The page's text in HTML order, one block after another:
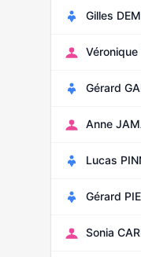
Gilles
Véronique
Gérard
Anne
Lucas
Gérard
Sonia